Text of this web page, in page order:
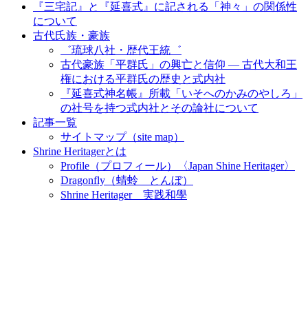
『三宅記』と『延喜式』に記される「神々」の関係性
について
古代氏族・豪族
゛琉球八社・歴代王統゛
古代豪族「平群氏」の興亡と信仰 ― 古代大和王
権における平群氏の歴史と式内社
『延喜式神名帳』所載「いそへのかみのやしろ」
の社号を持つ式内社とその論社について
記事一覧
サイトマップ（site map）
Shrine Heritagerとは
Profile（プロフィール）〈Japan Shine Heritager​〉
Dragonfly（蜻蛉 とんぼ）
Shrine Heritager 実践和學